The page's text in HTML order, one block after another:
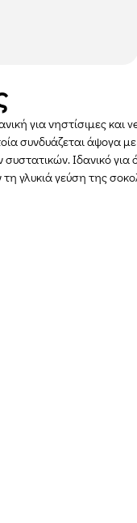
για νηστίσιμες και
συνδυάζεται άψογα
Ιδανικό για
γλυκιά γεύση της